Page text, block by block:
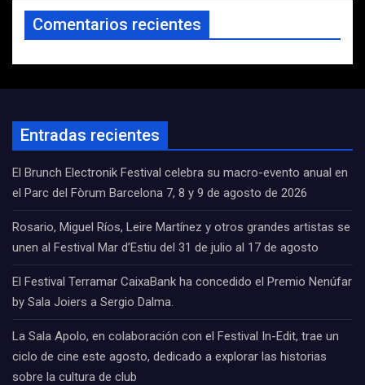
Comentarios recientes
Entradas recientes
El Brunch Electronik Festival celebra su macro-evento anual en
el Parc del Fòrum Barcelona 7, 8 y 9 de agosto de 2026
Rosario, Miguel Ríos, Leire Martínez y otros grandes artistas se
unen al Festival Mar d’Estiu del 31 de julio al 17 de agosto
El Festival Terramar CaixaBank ha concedido el Premio Nenúfar
by Sala Joiers a Sergio Dalma.
La Sala Apolo, en colaboración con el Festival In-Edit, trae un
ciclo de cine este agosto, dedicado a explorar las historias
sobre la cultura de club